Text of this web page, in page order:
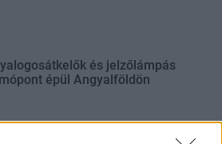
és jelzőlámpás
épül Angyalföldön